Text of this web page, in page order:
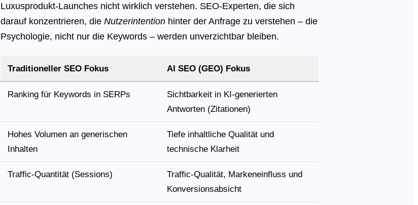
Luxusprodukt-Launches nicht wirklich verstehen. SEO-Experten, die sich
darauf konzentrieren, die Nutzerintentionhinter der Anfrage zu verstehen – die
Psychologie, nicht nur die Keywords – werden unverzichtbar bleiben.
Traditioneller SEO Fokus AI SEO (GEO) Fokus
Ranking für Keywords in SERPs
Sichtbarkeit in KI-generierten
Antworten (Zitationen)
Hohes Volumen an generischen
Inhalten
Tiefe inhaltliche Qualität und
technische Klarheit
Traffic-Quantität (Sessions)
Traffic-Qualität, Markeneinfluss und
Konversionsabsicht